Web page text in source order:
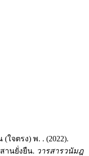
จตรง) พ. . (2022).
านยั่งยืน. วารสารวนัมฎ